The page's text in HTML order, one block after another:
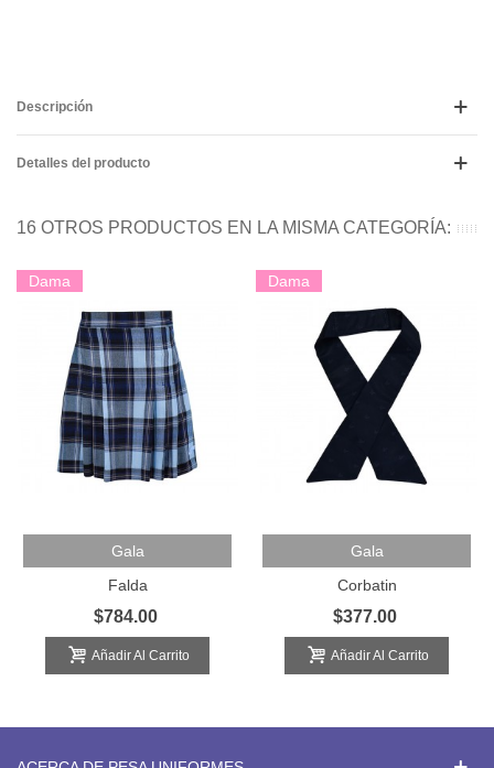
Descripción
Detalles del producto
16 OTROS PRODUCTOS EN LA MISMA CATEGORÍA:
Dama
Gala
Falda
$784.00
Añadir Al Carrito
Dama
Gala
Corbatin
$377.00
Añadir Al Carrito